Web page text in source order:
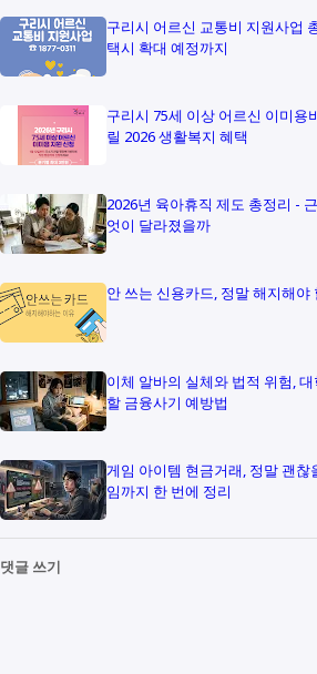
구리시 어르신 교통비 지원사업
택시 확대 예정까지
구리시 75세 이상 어르신 이미용
릴 2026 생활복지 혜택
2026년 육아휴직 제도 총정리 -
엇이 달라졌을까
안 쓰는 신용카드, 정말 해지해야
이체 알바의 실체와 법적 위험,
할 금융사기 예방법
게임 아이템 현금거래, 정말 괜찮
임까지 한 번에 정리
댓글 쓰기